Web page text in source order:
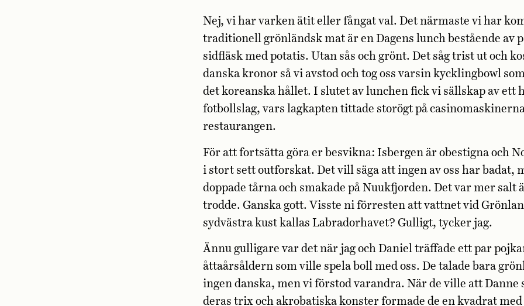
Nej, vi har varken ätit eller fångat val. Det närmaste vi har
traditionell grönländsk mat är en Dagens lunch bestående av
sidfläsk med potatis. Utan sås och grönt. Det såg trist ut och
danska kronor så vi avstod och tog oss varsin kycklingbowl
det koreanska hållet. I slutet av lunchen fick vi sällskap av ett
fotbollslag, vars lagkapten tittade storögt på
restaurangen.
För att fortsätta göra er besvikna: Isbergen är obestigna och
i stort sett outforskat. Det vill säga att ingen av oss har badat,
doppade tårna och smakade på Nuukfjorden. Det var mer salt
trodde. Ganska gott. Visste ni förresten att vattnet vid
sydvästra kust kallas Labradorhavet? Gulligt, tycker jag.
Ännu gulligare var det när jag och Daniel träffade ett par
åttaårsåldern som ville spela boll med oss. De talade bara
ingen danska, men vi förstod varandra. När de ville att Danne
deras trix och akrobatiska konster formade de en kvadrat